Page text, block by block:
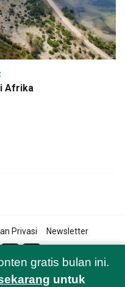
Afrika
Privasi Newsletter
Asia
gratis bulan ini.
untuk